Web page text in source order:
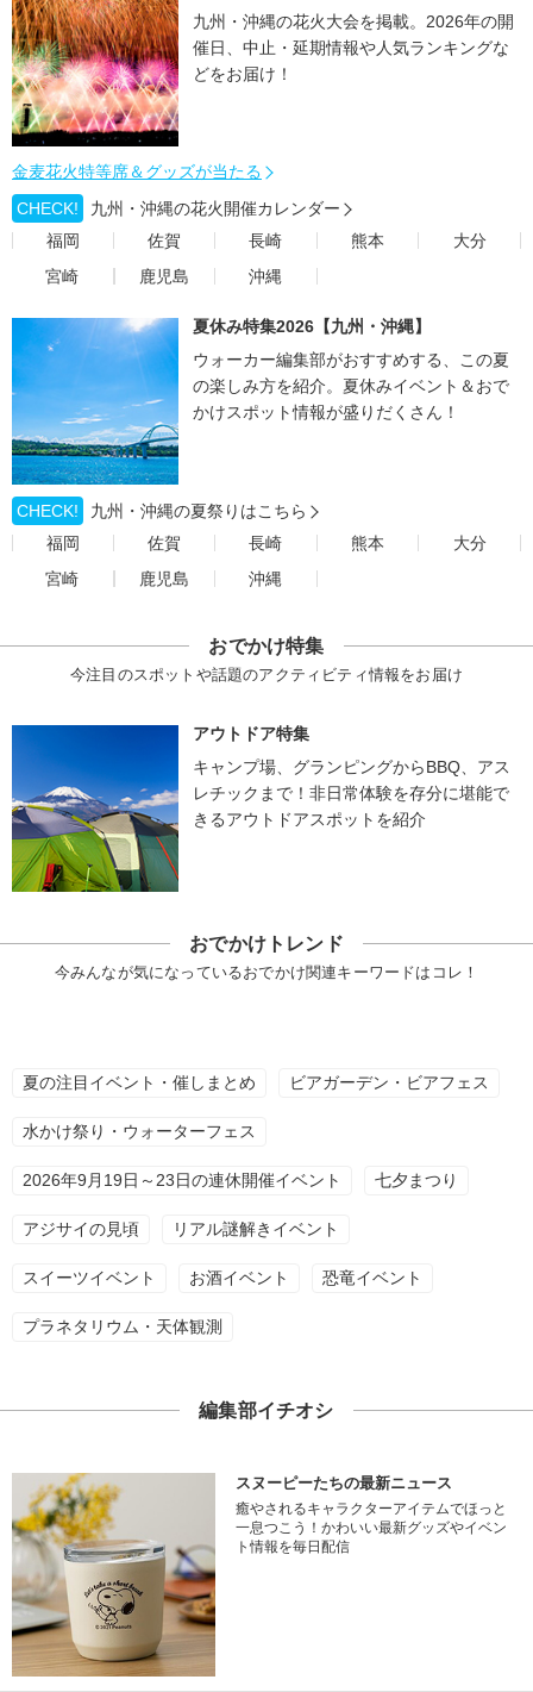
九州・沖縄の花火大会を掲載。2026年の開
催日、中止・延期情報や人気ランキングな
どをお届け！
金麦花火特等席＆グッズが当たる
CHECK!
九州・沖縄の花火開催カレンダー
福岡
佐賀 長崎 熊本
大分
宮崎
鹿児島 沖縄
夏休み特集2026【九州・沖縄】
ウォーカー編集部がおすすめする、この夏
の楽しみ方を紹介。夏休みイベント＆おで
かけスポット情報が盛りだくさん！
CHECK!
九州・沖縄の夏祭りはこちら
福岡
佐賀 長崎 熊本
大分
宮崎
鹿児島 沖縄
おでかけ特集
今注目のスポットや話題のアクティビティ情報をお届け
アウトドア特集
キャンプ場、グランピングからBBQ、アス
レチックまで！非日常体験を存分に堪能で
きるアウトドアスポットを紹介
おでかけトレンド
今みんなが気になっているおでかけ関連キーワードはコレ！
夏の注目イベント・催しまとめ ビアガーデン・ビアフェス
水かけ祭り・ウォーターフェス
2026年9月19日～23日の連休開催イベント 七夕まつり
アジサイの見頃 リアル謎解きイベント
スイーツイベント お酒イベント 恐竜イベント
プラネタリウム・天体観測
編集部イチオシ
スヌーピーたちの最新ニュース
癒やされるキャラクターアイテムでほっと
一息つこう！かわいい最新グッズやイベン
ト情報を毎日配信